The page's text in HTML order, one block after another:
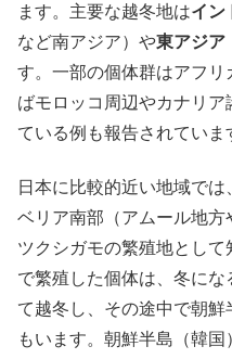
ます。主要な越冬地はイン
など南アジア）や東アジア
す。一部の個体群はアフリ
ばモロッコ周辺やカナリ
ている例も報告されていま
日本に比較的近い地域で
ベリア南部（アムール地
ツクシガモの繁殖地とし
で繁殖した個体は、冬に
て越冬し、その途中で朝
もいます。朝鮮半島（韓